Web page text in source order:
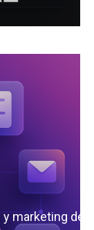
marketing de